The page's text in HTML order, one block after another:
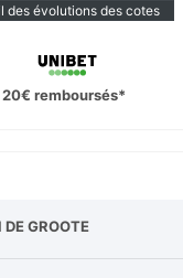
des évolutions des cotes
20€ remboursés*
GROOTE